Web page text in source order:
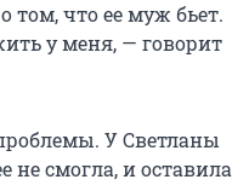
том, что ее муж бьет.
у меня, — говорит
У Светланы
не смогла, и оставила